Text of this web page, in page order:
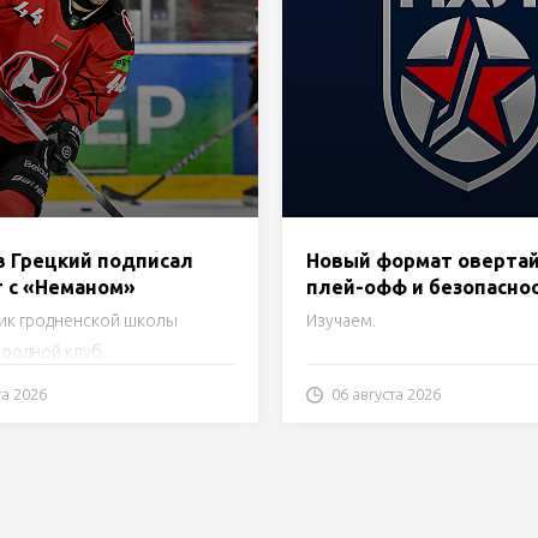
Грецкий подписал
с «Неманом»
гродненской школы
клуб.
2026
Новый формат
плей-офф и
игроков. Изменения в
Изучаем.
06 августа 2026